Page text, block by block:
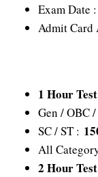
Exam Date :
Admit Card
1 Hour
Gen / OBC /
SC / ST :
All
2 Hour